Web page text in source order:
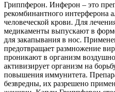
Гриппферон. Инферон – это
рекомбинантного интерферона
человеческой крови. Для
медикаменты выпускают в
для закапывания в нос.
предотвращает размножение
проникают в организм
активизирует организм на
повышения иммунитета.
безвредны, их разрешено